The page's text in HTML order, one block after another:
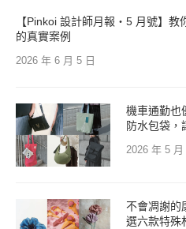
【Pinkoi 設計師月報・5 月號】
的真實案例
2026 年 6 月 5 日
機車通勤也
防水包袋，
2026 年 5 月
不會凋謝的
選六款特殊